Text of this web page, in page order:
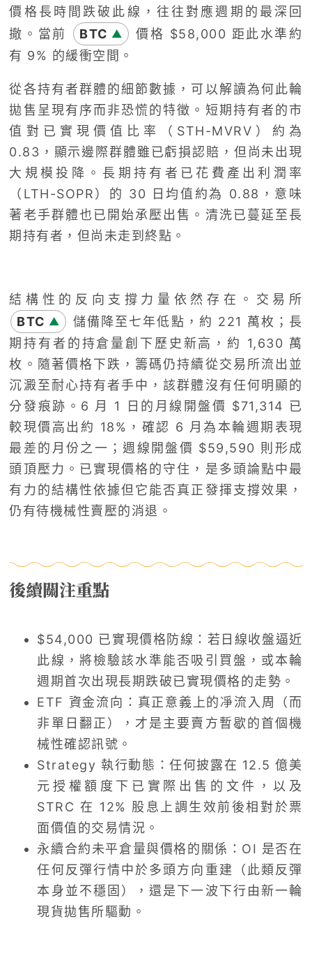
價格長時間跌破此線，往往對應週期的最深回
撤。當前
BTC ▲
價格 $58,000 距此水準約
有 9% 的緩衝空間。
從各持有者群體的細節數據，可以解讀為何此輪
拋售呈現有序而非恐慌的特徵。短期持有者的市
值對已實現價值比率（STH-MVRV）約為
0.83，顯示邊際群體雖已虧損認賠，但尚未出現
大規模投降。長期持有者已花費產出利潤率
（LTH-SOPR）的 30 日均值約為 0.88，意味
著老手群體也已開始承壓出售。清洗已蔓延至長
期持有者，但尚未走到終點。
結構性的反向支撐力量依然存在。交易所
BTC ▲
儲備降至七年低點，約 221 萬枚；長
期持有者的持倉量創下歷史新高，約 1,630 萬
枚。隨著價格下跌，籌碼仍持續從交易所流出並
沉澱至耐心持有者手中，該群體沒有任何明顯的
分發痕跡。6 月 1 日的月線開盤價 $71,314 已
較現價高出約 18%，確認 6 月為本輪週期表現
最差的月份之一；週線開盤價 $59,590 則形成
頭頂壓力。已實現價格的守住，是多頭論點中最
有力的結構性依據但它能否真正發揮支撐效果，
仍有待機械性賣壓的消退。
後續關注重點
$54,000 已實現價格防線：若日線收盤逼近
此線，將檢驗該水準能否吸引買盤，或本輪
週期首次出現長期跌破已實現價格的走勢。
ETF 資金流向：真正意義上的凈流入周（而
非單日翻正），才是主要賣方暫歇的首個機
械性確認訊號。
Strategy 執行動態：任何披露在 12.5 億美
元授權額度下已實際出售的文件，以及
STRC 在 12% 股息上調生效前後相對於票
面價值的交易情況。
永續合約未平倉量與價格的關係：OI 是否在
任何反彈行情中於多頭方向重建（此類反彈
本身並不穩固），還是下一波下行由新一輪
現貨拋售所驅動。